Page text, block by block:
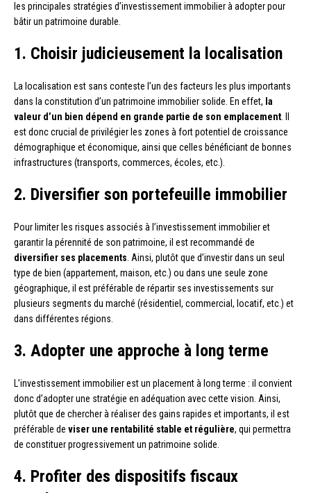
les principales stratégies d’investissement immobilier à adopter pour
bâtir un patrimoine durable.
1. Choisir judicieusement la localisation
La localisation est sans conteste l’un des facteurs les plus importants
dans la constitution d’un patrimoine immobilier solide. En effet, la
valeur d’un bien dépend en grande partie de son emplacement. Il
est donc crucial de privilégier les zones à fort potentiel de croissance
démographique et économique, ainsi que celles bénéficiant de bonnes
infrastructures (transports, commerces, écoles, etc.).
2. Diversifier son portefeuille immobilier
Pour limiter les risques associés à l’investissement immobilier et
garantir la pérennité de son patrimoine, il est recommandé de
diversifier ses placements. Ainsi, plutôt que d’investir dans un seul
type de bien (appartement, maison, etc.) ou dans une seule zone
géographique, il est préférable de répartir ses investissements sur
plusieurs segments du marché (résidentiel, commercial, locatif, etc.) et
dans différentes régions.
3. Adopter une approche à long terme
L’investissement immobilier est un placement à long terme : il convient
donc d’adopter une stratégie en adéquation avec cette vision. Ainsi,
plutôt que de chercher à réaliser des gains rapides et importants, il est
préférable de viser une rentabilité stable et régulière, qui permettra
de constituer progressivement un patrimoine solide.
4. Profiter des dispositifs fiscaux